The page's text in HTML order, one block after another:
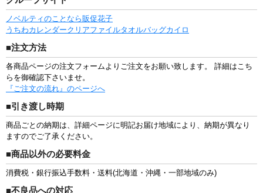
ノベルティのことなら販促花子
うちわカレンダークリアファイルタオルバッグカイロ
■注文方法
各商品ページの注文フォームよりご注文をお願い致します。 詳細はこち
らを御確認下さいませ。
『ご注文の流れ』のページへ
■引き渡し時期
商品ごとの納期は、詳細ページに明記お届け地域により、納期が異なり
ますのでご了承ください。
■商品以外の必要料金
消費税・銀行振込手数料・送料(北海道・沖縄・一部地域のみ)
■不良品への対応